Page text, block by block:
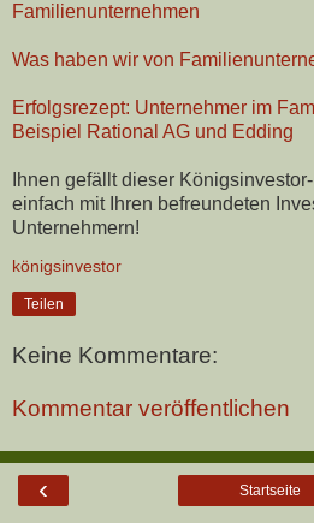
Familienunternehmen
Was haben wir von
Erfolgsrezept: Unternehmer im
Beispiel Rational AG und Edding
Ihnen gefällt dieser
einfach mit Ihren befreundeten
Unternehmern!
königsinvestor
Teilen
Keine Kommentare:
Kommentar veröffentlichen
‹ Startseite